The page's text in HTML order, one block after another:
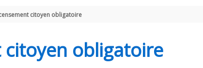
SAINT-
citoyen obligatoire
citoyen obligatoire